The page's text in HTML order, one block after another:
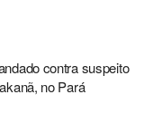
contra suspeito
no Pará